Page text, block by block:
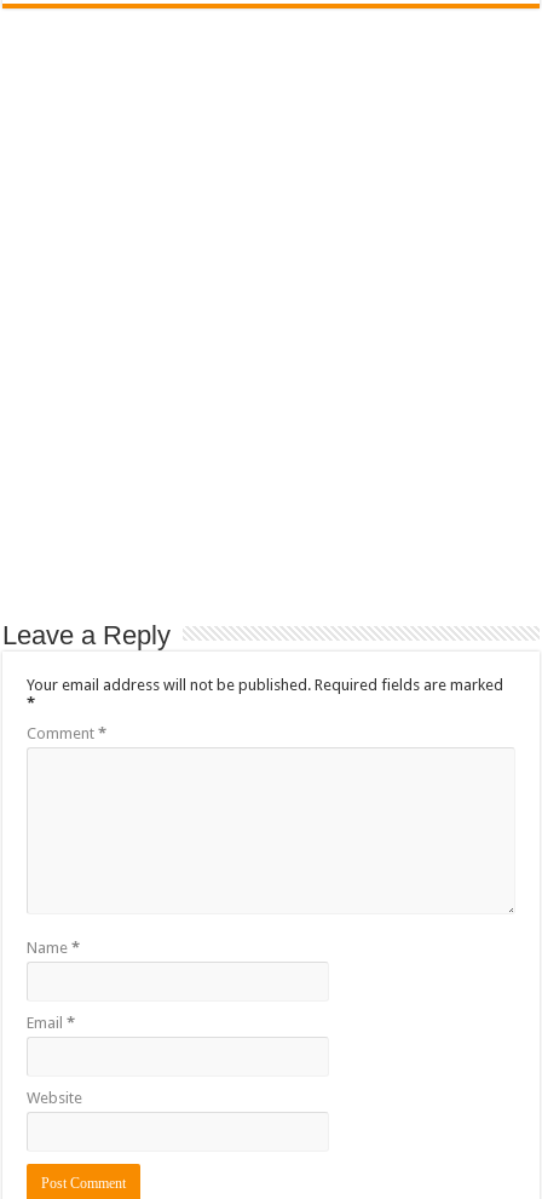
Leave a Reply
Your email address will not be published. Required fields are marked
*
Comment*
Name*
Email*
Website